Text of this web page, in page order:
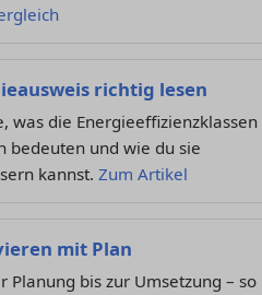
richtig lesen
was die Energieeffizienzklassen
bedeuten und wie du sie
kannst. Zum Artikel
mit Plan
Planung bis zur Umsetzung – so